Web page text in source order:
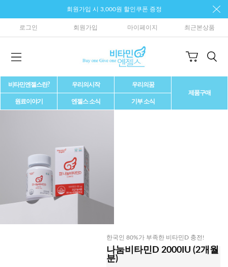
회원가입 시 3,000원 할인쿠폰 증정
로그인 회원가입 마이페이지 최근본상품
비타민엔젤스란? 우리의시작
우리의꿈
제품구매
원료이야기
엔젤스 소식 기부 소식
한국인 80%가 부족한 비타민D 충전!
나눔비타민D 2000IU (2개월
분)